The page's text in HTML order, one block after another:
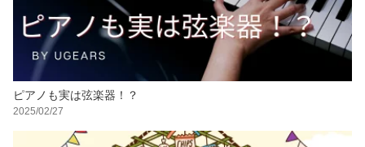
ピアノも実は弦楽器！？
2025/02/27